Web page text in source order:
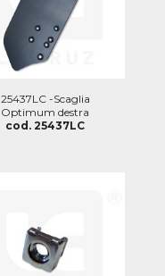
25437LC -Scaglia
Optimum destra
cod. 25437LC